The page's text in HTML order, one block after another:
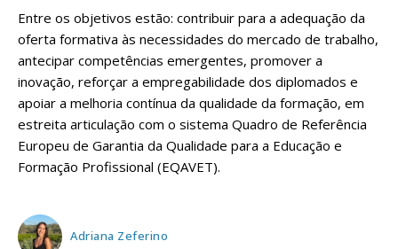
Entre os objetivos estão: contribuir para a adequação da
oferta formativa às necessidades do mercado de trabalho,
antecipar competências emergentes, promover a
inovação, reforçar a empregabilidade dos diplomados e
apoiar a melhoria contínua da qualidade da formação, em
estreita articulação com o sistema Quadro de Referência
Europeu de Garantia da Qualidade para a Educação e
Formação Profissional (EQAVET).
Adriana Zeferino